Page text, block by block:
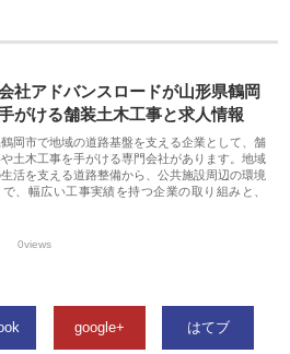
社アドバンスロードが山形県鶴岡
がける舗装土木工事と求人情報
岡市で地域の道路基盤を支える企業として、舗
土木工事を手がける専門会社があります。地域
活を支える道路整備から、公共施設周辺の環境
、幅広い工事実績を持つ企業の取り組みと、
0views
google+ はてブ